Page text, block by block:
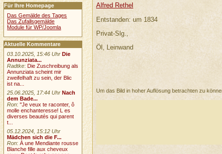
Alfred Rethel
Entstanden: um 1834
Privat-Slg.,
Öl, Leinwand
Um das Bild in hoher Auflösung betrachten zu
Für Ihre Homepage
Das Gemälde des Tages
Das Zufallsgemälde
Module für WP/Joomla
Aktuelle Kommentare
03.10.2025, 15:46 Uhr Die
Annunziata...
Radtke: Die Zuschreibung als
Annunziata scheint mir
zweifelhaft zu sein, der Blic
ist na...
25.06.2025, 17:44 Uhr Nach
dem Bade...
Ron:"Je veux te raconter, ô
molle enchanteresse! L es
diverses beautés qui parent
t...
05.12.2024, 15:12 Uhr
Mädchen sich die F...
Ron:À une Mendiante rousse
Blanche fille aux cheveux